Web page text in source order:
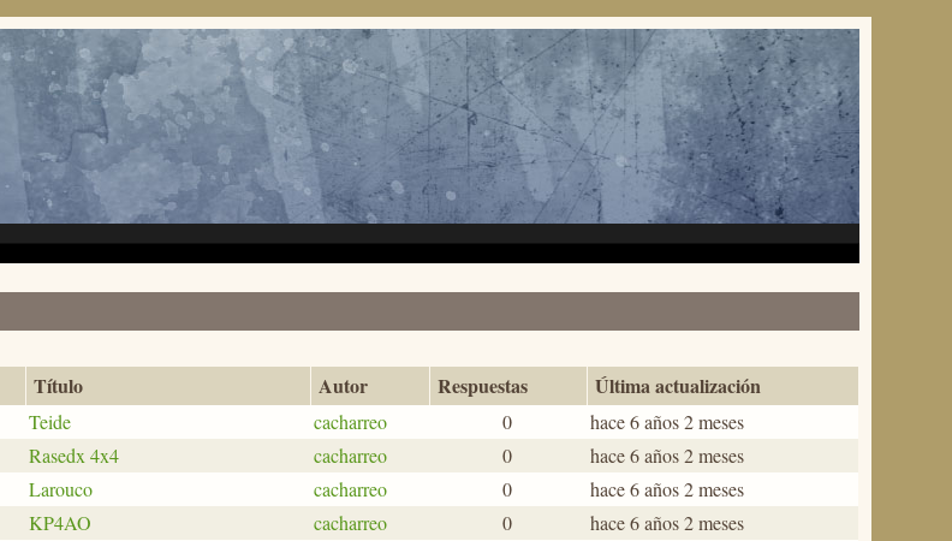
Título Autor Respuestas Última actualización
Teide cacharreo 0
hace 6 años 2 meses
Rasedx 4x4 cacharreo 0
hace 6 años 2 meses
Larouco cacharreo 0
hace 6 años 2 meses
KP4AO cacharreo 0
hace 6 años 2 meses